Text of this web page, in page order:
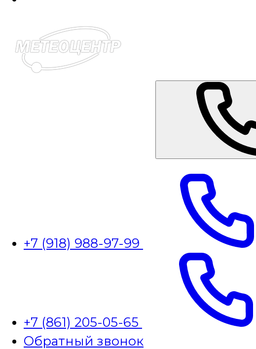
+7 (918) 988-97-99
+7 (861) 205-05-65
Обратный звонок